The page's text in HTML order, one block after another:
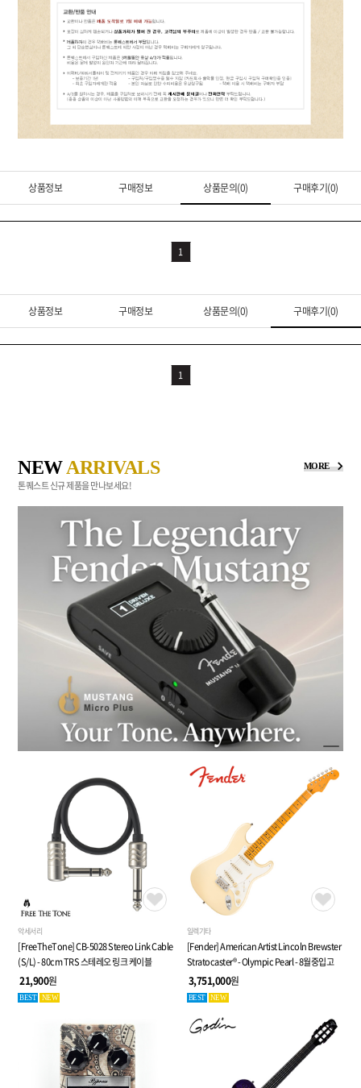
상품정보 구매정보 상품문의(0) 구매후기(0)
1
상품정보 구매정보 상품문의(0) 구매후기(0)
1
NEWARRIVALS MORE
톤퀘스트 신규 제품을 만나보세요!
악세서리
[FreeTheTone] CB-5028 Stereo Link Cable
(S/L) - 80cm TRS 스테레오 링크 케이블
21,900원
BEST NEW
일렉기타
[Fender] American Artist Lincoln Brewster
Stratocaster® - Olympic Pearl - 8월중입고
3,751,000원
BEST NEW